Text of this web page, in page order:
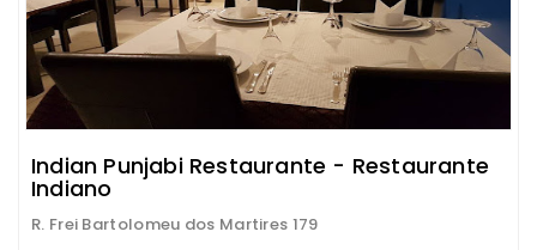
Indian Punjabi Restaurante - Restaurante
Indiano
R. Frei Bartolomeu dos Martires 179